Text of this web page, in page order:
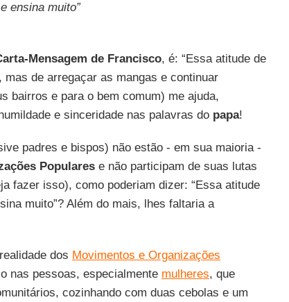
ensina muito”
Mensagem de Francisco, é: “Essa atitude de
de arregaçar as mangas e continuar
bairros e para o bem comum) me ajuda,
e sinceridade nas palavras do papa!
padres e bispos) não estão - em sua maioria -
Popularese não participam de suas lutas
fazer isso), como poderiam dizer: “Essa atitude
muito”? Além do mais, lhes faltaria a
dos Movimentos e Organizações
nas pessoas, especialmente mulheres, que
cozinhando com duas cebolas e um